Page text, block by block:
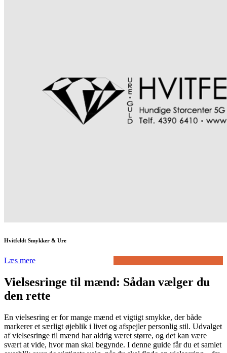
Hvitfeldt Smykker & Ure
Læs mere
Vielsesringe til mænd: Sådan vælger du
den rette
En vielsesring er for mange mænd et vigtigt smykke, der både
markerer et særligt øjeblik i livet og afspejler personlig stil. Udvalget
af vielsesringe til mænd har aldrig været større, og det kan være
svært at vide, hvor man skal begynde. I denne guide får du et samlet